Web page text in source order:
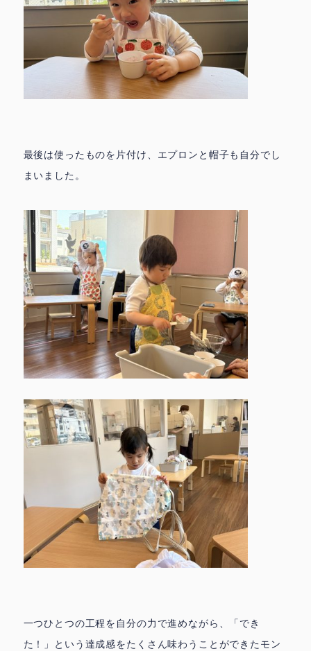
最後は使ったものを片付け、エプロンと帽子も自分でし
まいました。
一つひとつの工程を自分の力で進めながら、「でき
た！」という達成感をたくさん味わうことができたモン